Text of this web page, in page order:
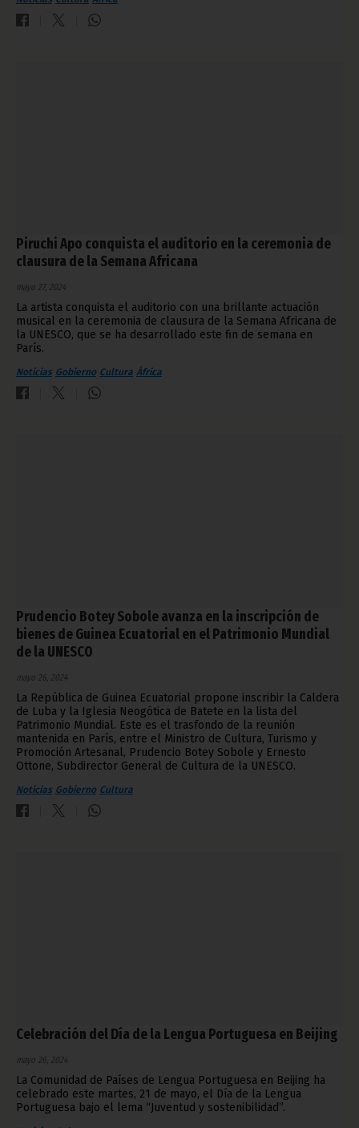
Piruchi Apo conquista el auditorio en la ceremonia de
clausura de la Semana Africana
mayo 27, 2024
La artista conquista el auditorio con una brillante actuación
musical en la ceremonia de clausura de la Semana Africana de
la UNESCO, que se ha desarrollado este fin de semana en
París.
Noticias Gobierno Cultura África
Prudencio Botey Sobole avanza en la inscripción de
bienes de Guinea Ecuatorial en el Patrimonio Mundial
de la UNESCO
mayo 26, 2024
La República de Guinea Ecuatorial propone inscribir la Caldera
de Luba y la Iglesia Neogótica de Batete en la lista del
Patrimonio Mundial. Este es el trasfondo de la reunión
mantenida en París, entre el Ministro de Cultura, Turismo y
Promoción Artesanal, Prudencio Botey Sobole y Ernesto
Ottone, Subdirector General de Cultura de la UNESCO.
Noticias Gobierno Cultura
Celebración del Día de la Lengua Portuguesa en Beijing
mayo 26, 2024
La Comunidad de Países de Lengua Portuguesa en Beijing ha
celebrado este martes, 21 de mayo, el Día de la Lengua
Portuguesa bajo el lema “Juventud y sostenibilidad”.